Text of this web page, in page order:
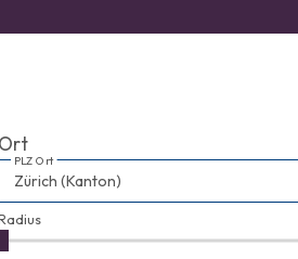
Ort
PLZ Ort